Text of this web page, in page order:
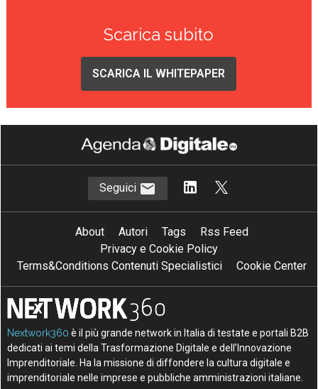
Scarica subito
SCARICA IL WHITEPAPER
Seguici
About Autori Tags
Rss Feed
Privacy e Cookie Policy
Terms&Conditions Contenuti Specialistici
Cookie Center
Nextwork360 è il più grande network in Italia di testate e portali B2B
dedicati ai temi della Trasformazione Digitale e dell’Innovazione
Imprenditoriale. Ha la missione di diffondere la cultura digitale e
imprenditoriale nelle imprese e pubbliche amministrazioni italiane.